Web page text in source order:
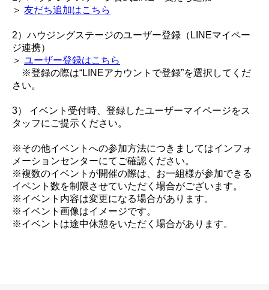
＞ 友だち追加はこちら
2）ハウジングステージのユーザー登録（LINEマイペー
ジ連携）
＞ ユーザー登録はこちら
※登録の際は“LINEアカウントで登録”を選択してくだ
さい。
3） イベント受付時、登録したユーザーマイページをス
タッフにご提示ください。
※その他イベントへの参加方法につきましてはインフォ
メーションセンターにてご確認ください。
※複数のイベントが開催の際は、お一組様が参加できる
イベント数を制限させていただく場合がございます。
※イベント内容は変更になる場合があります。
※イベント画像はイメージです。
※イベントは途中休憩をいただく場合があります。